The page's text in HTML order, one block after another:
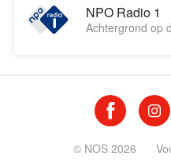
NPO Radio 1
Achtergrond op
© NOS 2026